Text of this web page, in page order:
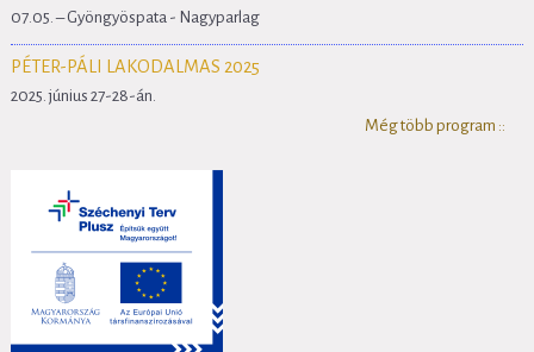
07.05. – Gyöngyöspata - Nagyparlag
PÉTER-PÁLI LAKODALMAS 2025
2025. június 27-28-án.
Még több program ::